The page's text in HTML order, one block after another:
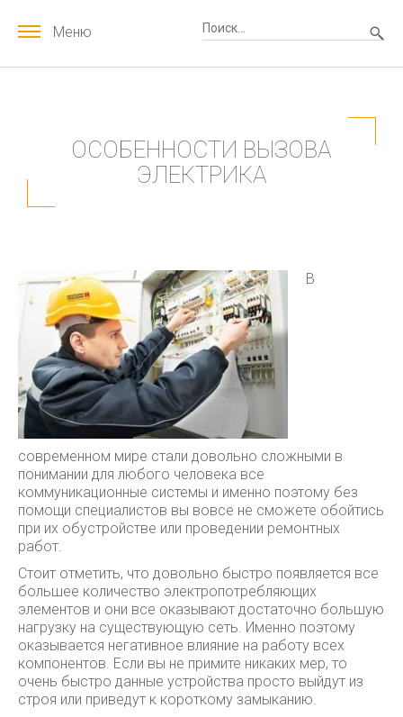
Меню
ОСОБЕННОСТИ ВЫЗОВА
ЭЛЕКТРИКА
В
современном мире стали довольно сложными в
понимании для любого человека все
коммуникационные системы и именно поэтому без
помощи специалистов вы вовсе не сможете обойтись
при их обустройстве или проведении ремонтных
работ.
Стоит отметить, что довольно быстро появляется все
большее количество электропотребляющих
элементов и они все оказывают достаточно большую
нагрузку на существующую сеть. Именно поэтому
оказывается негативное влияние на работу всех
компонентов. Если вы не примите никаких мер, то
очень быстро данные устройства просто выйдут из
строя или приведут к короткому замыканию.